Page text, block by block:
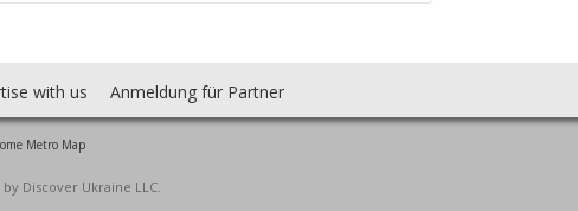
with us Anmeldung für Partner
Metro Map
Discover Ukraine LLC.